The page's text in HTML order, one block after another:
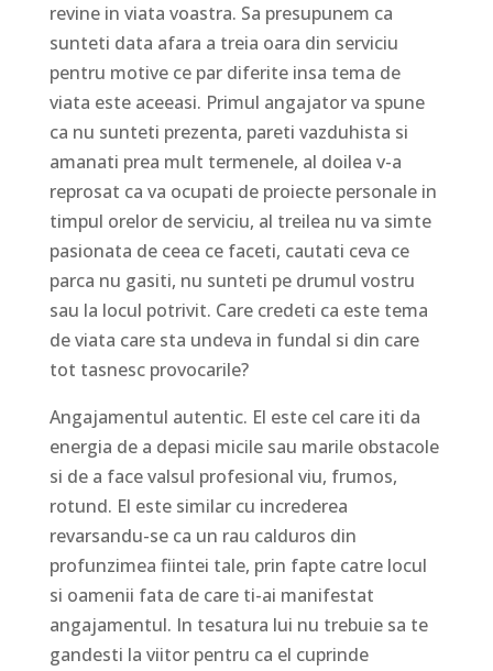
revine in viata voastra. Sa presupunem ca
sunteti data afara a treia oara din serviciu
pentru motive ce par diferite insa tema de
viata este aceeasi. Primul angajator va spune
ca nu sunteti prezenta, pareti vazduhista si
amanati prea mult termenele, al doilea v-a
reprosat ca va ocupati de proiecte personale in
timpul orelor de serviciu, al treilea nu va simte
pasionata de ceea ce faceti, cautati ceva ce
parca nu gasiti, nu sunteti pe drumul vostru
sau la locul potrivit. Care credeti ca este tema
de viata care sta undeva in fundal si din care
tot tasnesc provocarile?
Angajamentul autentic. El este cel care iti da
energia de a depasi micile sau marile obstacole
si de a face valsul profesional viu, frumos,
rotund. El este similar cu increderea
revarsandu-se ca un rau calduros din
profunzimea fiintei tale, prin fapte catre locul
si oamenii fata de care ti-ai manifestat
angajamentul. In tesatura lui nu trebuie sa te
gandesti la viitor pentru ca el cuprinde